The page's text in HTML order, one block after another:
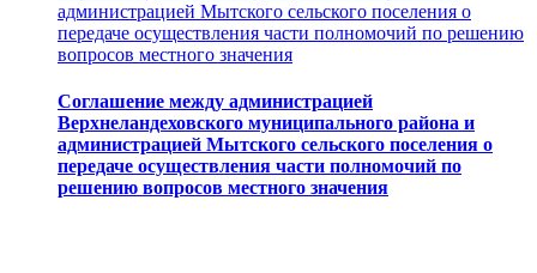
администрацией Мытского сельского поселения о
передаче осуществления части полномочий по решению
вопросов местного значения
Соглашение между администрацией
Верхнеландеховского муниципального района и
администрацией Мытского сельского поселения о
передаче осуществления части полномочий по
решению вопросов местного значения